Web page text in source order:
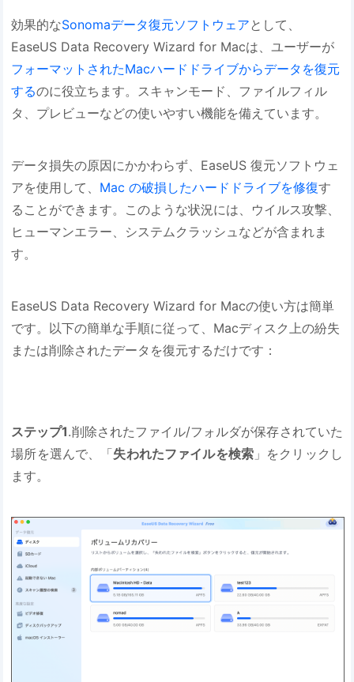
効果的なSonomaデータ復元ソフトウェアとして、
EaseUS Data Recovery Wizard for Macは、ユーザーが
フォーマットされたMacハードドライブからデータを復元
するのに役立ちます。スキャンモード、ファイルフィル
タ、プレビューなどの使いやすい機能を備えています。
データ損失の原因にかかわらず、EaseUS 復元ソフトウェ
アを使用して、 Mac の破損したハードドライブを修復す
ることができます。このような状況には、ウイルス攻撃、
ヒューマンエラー、システムクラッシュなどが含まれま
す。
EaseUS Data Recovery Wizard for Macの使い方は簡単
です。以下の簡単な手順に従って、Macディスク上の紛失
または削除されたデータを復元するだけです：
ステップ1.削除されたファイル/フォルダが保存されていた
場所を選んで、「失われたファイルを検索」をクリックし
ます。